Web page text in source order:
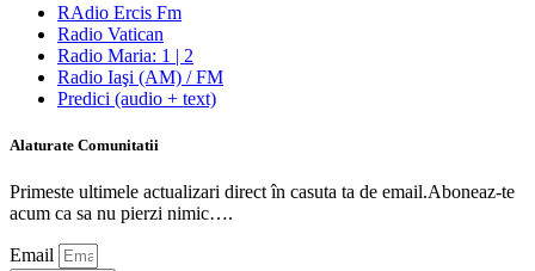
RAdio Ercis Fm
Radio Vatican
Radio Maria: 1 | 2
Radio Iaşi (AM) / FM
Predici (audio + text)
Alaturate Comunitatii
Primeste ultimele actualizari direct în casuta ta de email.Aboneaz-te
acum ca sa nu pierzi nimic….
Email